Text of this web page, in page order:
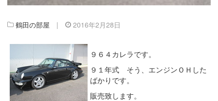
鶴田の部屋 | 2016年2月28日
９６４カレラです。
９１年式 そう、エンジンＯＨした
ばかりです。
販売致します。